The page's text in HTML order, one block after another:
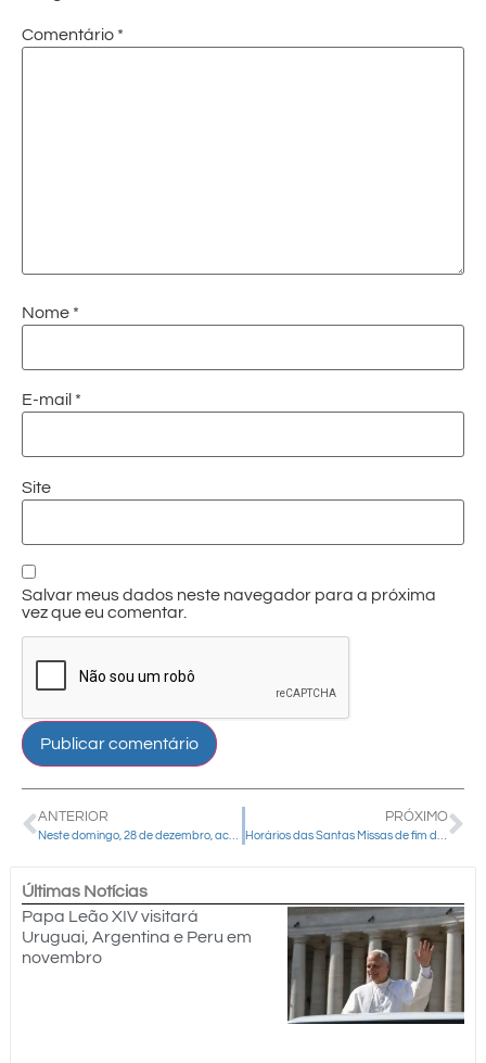
Comentário *
Nome *
E-mail *
Site
Salvar meus dados neste navegador para a próxima
vez que eu comentar.
ANTERIOR PRÓXIMO
Últimas Notícias
Papa Leão XIV visitará
Uruguai, Argentina e Peru em
novembro